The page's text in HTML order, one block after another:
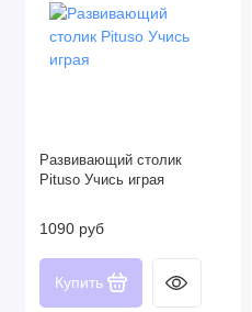
Развивающий столик
Pituso Учись играя
1090 руб
Купить